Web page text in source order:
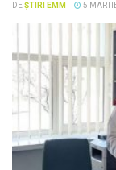
DEȘTIRI EMM 5